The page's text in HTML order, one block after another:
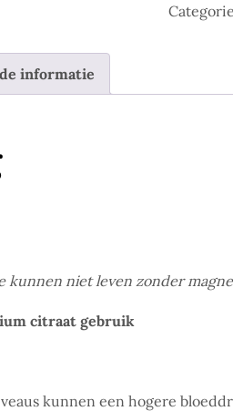
aantal
informatie
kunnen niet leven zonder
citraat gebruik
kunnen een hogere